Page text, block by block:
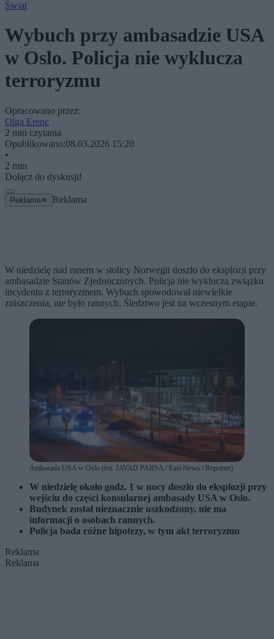
Świat
Wybuch przy ambasadzie USA
w Oslo. Policja nie wyklucza
terroryzmu
Opracowano przez:
Olga Erenc
2 min czytania
Opublikowano:08.03.2026 15:20
•
2 min
Dołącz do dyskusji!
Reklama ✕ Reklama
W niedzielę nad ranem w stolicy Norwegii doszło do eksplozji przy
ambasadzie Stanów Zjednoczonych. Policja nie wyklucza związku
incydentu z terroryzmem. Wybuch spowodował niewielkie
zniszczenia, nie było rannych. Śledztwo jest na wczesnym etapie.
Ambasada USA w Oslo (fot. JAVAD PARSA / East News / Reporter)
W niedzielę około godz. 1 w nocy doszło do eksplozji przy
wejściu do części konsularnej ambasady USA w Oslo.
Budynek został nieznacznie uszkodzony, nie ma
informacji o osobach rannych.
Policja bada różne hipotezy, w tym akt terroryzmu
Reklama
Reklama